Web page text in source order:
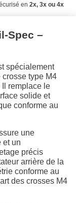
en 2x, 3x ou 4x
Spec –
spécialement
crosse type M4
remplace le
solide et
conforme au
une
et un
précis
arrière de la
conforme au
des crosses M4